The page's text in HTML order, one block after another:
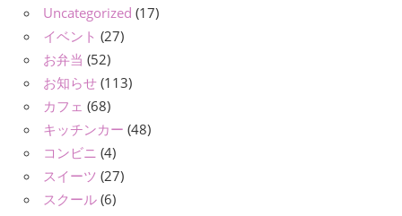
Uncategorized (17)
イベント (27)
お弁当 (52)
お知らせ (113)
カフェ (68)
キッチンカー (48)
コンビニ (4)
スイーツ (27)
スクール (6)